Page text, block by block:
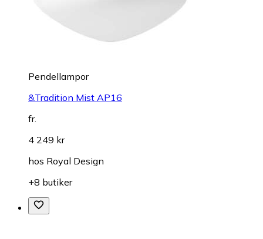
Pendellampor
&Tradition Mist AP16
fr.
4 249 kr
hos Royal Design
+8 butiker